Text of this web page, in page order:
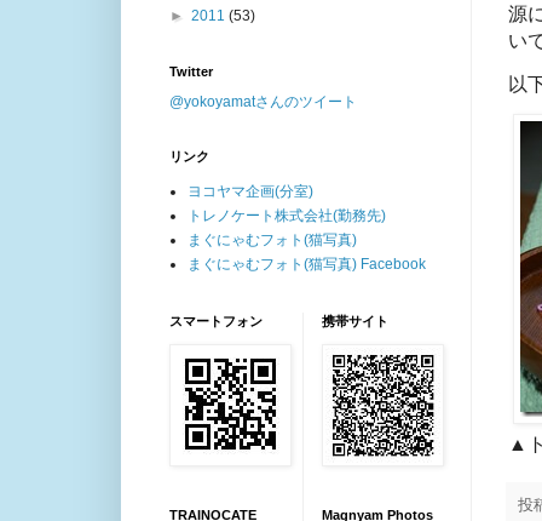
源
い
以
▲
投
► 2011 (53)
Twitter
@yokoyamatさんのツイート
リンク
ヨコヤマ企画(分室)
トレノケート株式会社(勤務先)
まぐにゃむフォト(猫写真)
まぐにゃむフォト(猫写真) Facebook
スマートフォン
TRAINOCATE
携帯サイト
Magnyam Photos